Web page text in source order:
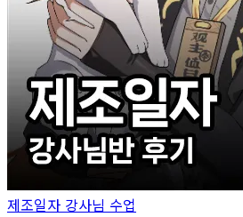
제조일자 강사님 수업